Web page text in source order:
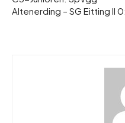
Altenerding – SG Eitting II